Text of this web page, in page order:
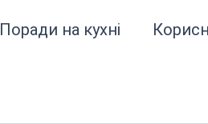
Поради на кухні